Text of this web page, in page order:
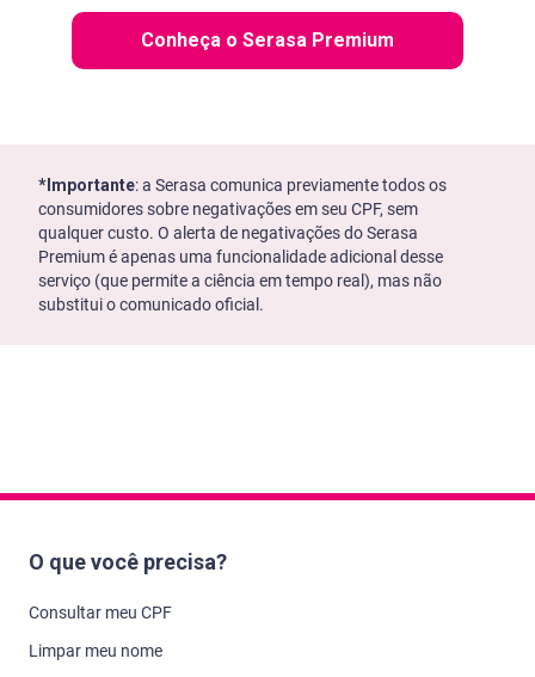
Conheça o Serasa Premium
*Importante: a Serasa comunica previamente todos os
consumidores sobre negativações em seu CPF, sem
qualquer custo. O alerta de negativações do Serasa
Premium é apenas uma funcionalidade adicional desse
serviço (que permite a ciência em tempo real), mas não
substitui o comunicado oficial.
O que você precisa?
Consultar meu CPF
Limpar meu nome